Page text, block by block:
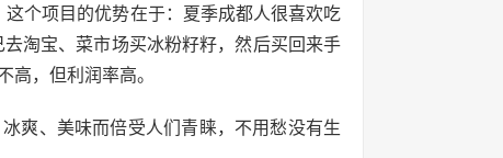
个项目的优势在于：夏季成都人很喜欢吃
淘宝、菜市场买冰粉籽籽，然后买回来手
高，但利润率高。
爽、美味而倍受人们青睐，不用愁没有生